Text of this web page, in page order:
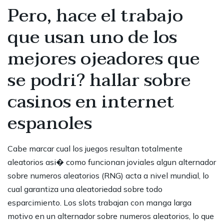
Pero, hace el trabajo
que usan uno de los
mejores ojeadores que
se podri? hallar sobre
casinos en internet
espanoles
Cabe marcar cual los juegos resultan totalmente
aleatorios asi� como funcionan joviales algun alternador
sobre numeros aleatorios (RNG) acta a nivel mundial, lo
cual garantiza una aleatoriedad sobre todo
esparcimiento. Los slots trabajan con manga larga
motivo en un alternador sobre numeros aleatorios, lo que